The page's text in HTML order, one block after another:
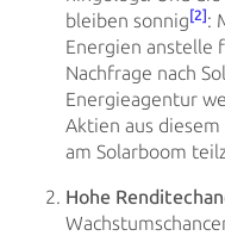
bleiben sonnig [2] :
Energien anstelle
Nachfrage nach
Energieagentur
Aktien aus
am Solarboom
Hohe